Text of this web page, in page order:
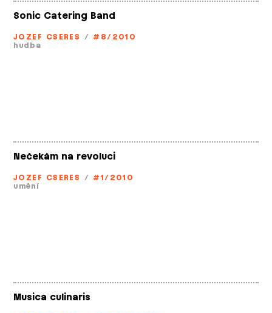
Sonic Catering Band
JOZEF CSERES / #8/2010
hudba
Nečekám na revoluci
JOZEF CSERES / #1/2010
umění
Musica culinaris